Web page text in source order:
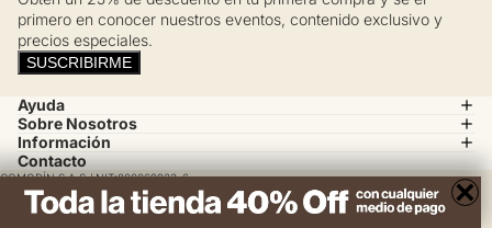
primero en conocer nuestros eventos, contenido exclusivo y
precios especiales.
SUSCRIBIRME
Ayuda
Sobre Nosotros
Información
Contacto
COMODÍN S.A.S / NIT:800069933-6
Calle 14 # 52 A 37 Medellín, Colombia
servicioalcliente@esprit.com.co
×